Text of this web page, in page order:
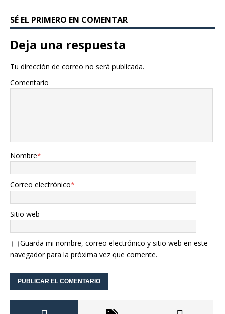
SÉ EL PRIMERO EN COMENTAR
Deja una respuesta
Tu dirección de correo no será publicada.
Comentario
Nombre*
Correo electrónico*
Sitio web
Guarda mi nombre, correo electrónico y sitio web en este
navegador para la próxima vez que comente.